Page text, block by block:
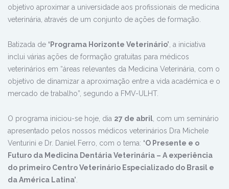
objetivo aproximar a universidade aos profissionais de medicina
veterinária, através de um conjunto de ações de formação.
Batizada de ‘Programa Horizonte Veterinário’ , a iniciativa
inclui várias ações de formação gratuitas para médicos
veterinários em “áreas relevantes da Medicina Veterinária, com o
objetivo de dinamizar a aproximação entre a vida académica e o
mercado de trabalho”, segundo a FMV-ULHT.
O programa iniciou-se hoje, dia 27 de abril , com um seminário
apresentado pelos nossos médicos veterinários Dra Michele
Venturini e Dr. Daniel Ferro, com o tema: ‘O Presente e o
Futuro da Medicina Dentária Veterinária – A experiência
do primeiro Centro Veterinário Especializado do Brasil e
da América Latina’